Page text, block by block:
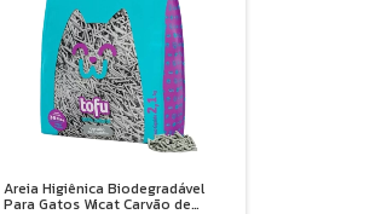
Areia Higiênica Biodegradável
Para Gatos Wicat Carvão de